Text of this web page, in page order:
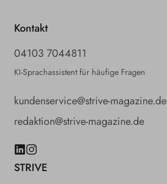
Kontakt
04103 7044811
KI-Sprachassistent für häufige Fragen
kundenservice@strive-magazine.de
redaktion@strive-magazine.de
LinkedIn
Instagram
STRIVE